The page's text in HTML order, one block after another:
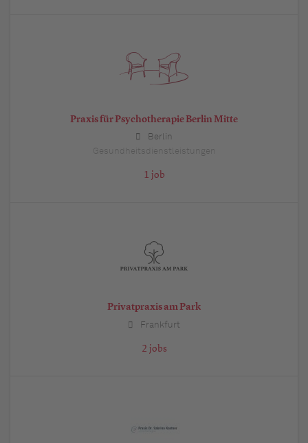
Praxis für Psychotherapie Berlin Mitte
Berlin
Gesundheitsdienstleistungen
1 job
Privatpraxis am Park
Frankfurt
2 jobs